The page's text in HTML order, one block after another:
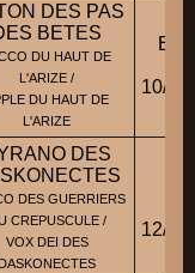
DES PAS
BETES
DU HAUT DE
L'ARIZE /
DU HAUT DE
L'ARIZE
10/
DES
DES GUERRIERS
CREPUSCULE /
VOX DEI DES
DASKONECTES
12/